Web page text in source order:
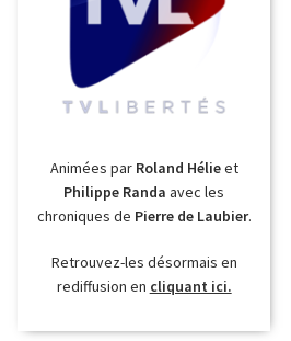
Animées par Roland Hélieet
Philippe Randa avec les
chroniques de Pierre de Laubier.
Retrouvez-les désormais en
rediffusion en cliquant ici.